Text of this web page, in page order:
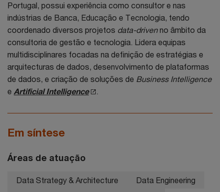
Portugal, possui experiência como consultor e nas
indústrias de Banca, Educação e Tecnologia, tendo
coordenado diversos projetos data-drivenno âmbito da
consultoria de gestão e tecnologia. Lidera equipas
multidisciplinares focadas na definição de estratégias e
arquitecturas de dados, desenvolvimento de plataformas
de dados, e criação de soluções de Business Intelligence
e Artificial Intelligence .
Em síntese
Áreas de atuação
Data Strategy & Architecture
Data Engineering